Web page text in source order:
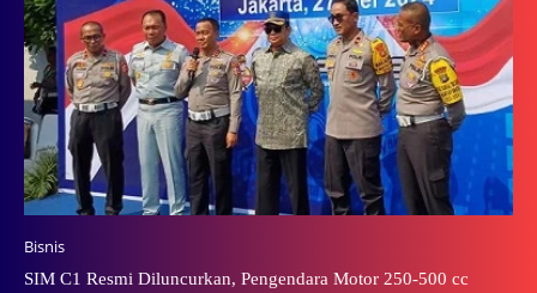
Bisnis
SIM C1 Resmi Diluncurkan, Pengendara Motor 250-500 cc